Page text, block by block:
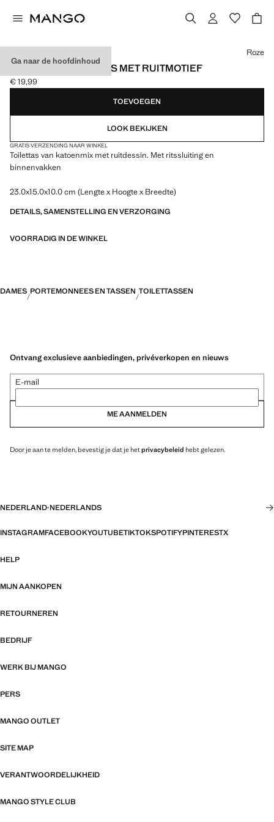
Ga naar de hoofdinhoud
KATOENEN TOILETTAS MET RUITMOTIEF
Huidige prijs [€ 19,99 ]
€ 19,99
Kies een kleur
Roze
TOEVOEGEN
LOOK BEKIJKEN
GRATIS VERZENDING NAAR WINKEL
Toilettas van katoenmix met ruitdessin. Met ritssluiting en
binnenvakken
23.0x15.0x10.0 cm (Lengte x Hoogte x Breedte)
DETAILS, SAMENSTELLING EN VERZORGING
VOORRADIG IN DE WINKEL
DAMES PORTEMONNEES EN TASSEN TOILETTASSEN
Ontvang exclusieve aanbiedingen, privéverkopen en nieuws
E-mail
ME AANMELDEN
Door je aan te melden, bevestig je dat je hetprivacybeleid hebt gelezen.
NEDERLAND·NEDERLANDS
INSTAGRAMFACEBOOKYOUTUBETIKTOKSPOTIFYPINTERESTX
HELP
MIJN AANKOPEN
RETOURNEREN
BEDRIJF
WERK BIJ MANGO
PERS
MANGO OUTLET
SITE MAP
VERANTWOORDELIJKHEID
MANGO STYLE CLUB